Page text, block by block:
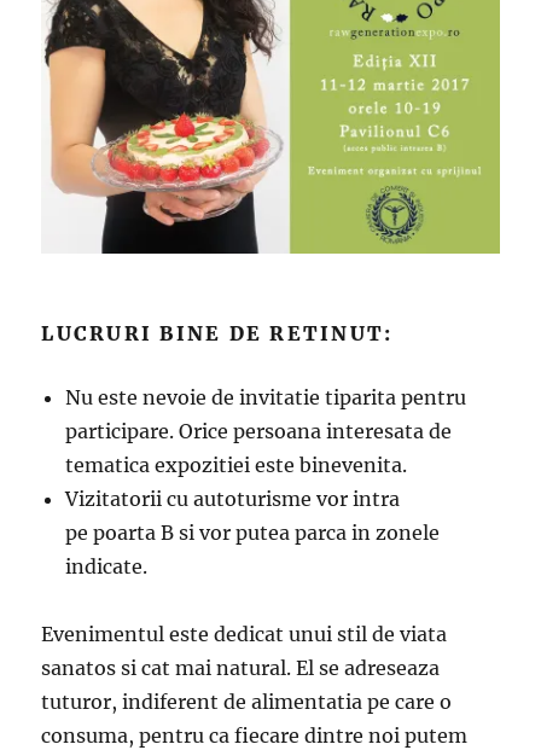
LUCRURI BINE DE RETINUT:
Nu este nevoie de invitatie tiparita pentru
participare. Orice persoana interesata de
tematica expozitiei este binevenita.
Vizitatorii cu autoturisme vor intra
pepoarta B si vor putea parca in zonele
indicate.
Evenimentul este dedicat unui stil de viata
sanatos si cat mai natural. El se adreseaza
tuturor, indiferent de alimentatia pe care o
consuma, pentru ca fiecare dintre noi putem